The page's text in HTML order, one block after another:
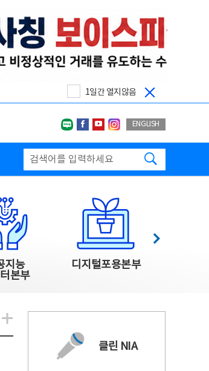
1일간 열지않음
네이버블로그
페이스북
유투브인스타그랩
ENGLISH
지능
본부
디지털포용본부
다음
알림관련 더보기
클린 NIA